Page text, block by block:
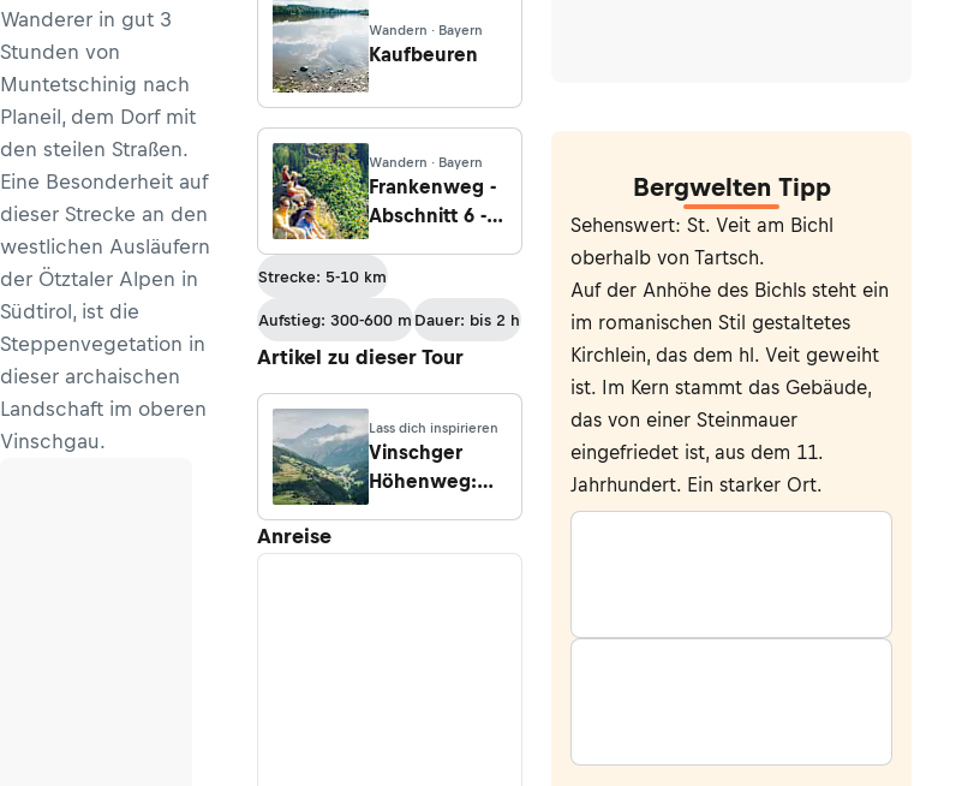
Wanderer in gut 3
Stunden von
Muntetschinig nach
Planeil, dem Dorf mit
den steilen Straßen.
Eine Besonderheit auf
dieser Strecke an den
westlichen Ausläufern
der Ötztaler Alpen in
Südtirol, ist die
Steppenvegetation in
dieser archaischen
Landschaft im oberen
Vinschgau.
Wandern · Bayern
Kaufbeuren
Wandern · Bayern
Frankenweg -
Abschnitt 6 -
Altdorf nach
Neumarkt
Strecke: 5-10 km
Aufstieg: 300-600 m Dauer: bis 2 h
Artikel zu dieser Tour
Lass dich inspirieren
Vinschger
Höhenweg:
Anreise
Bergwelten Tipp
Sehenswert: St. Veit am Bichl
oberhalb von Tartsch.
Auf der Anhöhe des Bichls steht ein
im romanischen Stil gestaltetes
Kirchlein, das dem hl. Veit geweiht
ist. Im Kern stammt das Gebäude,
das von einer Steinmauer
eingefriedet ist, aus dem 11.
Jahrhundert. Ein starker Ort.